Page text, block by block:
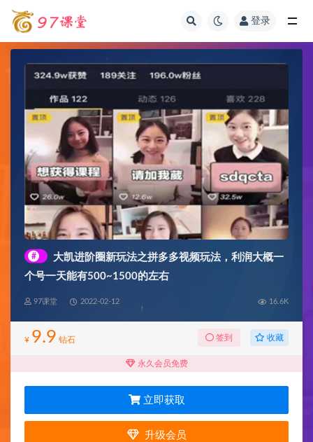
登录
#
大凯进阶圈新玩法之拼多多视频玩法，利润大概一
个号一天能有500~1500的左右
97课堂 2022-02-12 16.6K
¥ 9.9 钻石 签到 收藏
永久会员免费
立即获取
升级会员